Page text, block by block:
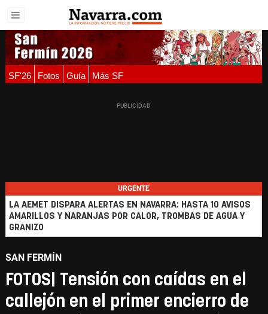
SF'26 Fotos Guía Más SF
URGENTE
LA AEMET DISPARA ALERTAS EN NAVARRA: HASTA 10 AVISOS
AMARILLOS Y NARANJAS POR CALOR, TROMBAS DE AGUA Y
GRANIZO
SAN FERMÍN
FOTOS| Tensión con caídas en el
callejón en el primer encierro de